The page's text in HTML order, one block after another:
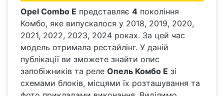
Opel Combo E представляє 4 покоління
Комбо, яке випускалося у 2018, 2019, 2020,
2021, 2022, 2023, 2024 роках. За цей час
модель отримала рестайлінг. У даній
публікації ви зможете знайти опис
запобіжників та реле Опель Комбо Е зі
схемами блоків, місцями їх розташування та